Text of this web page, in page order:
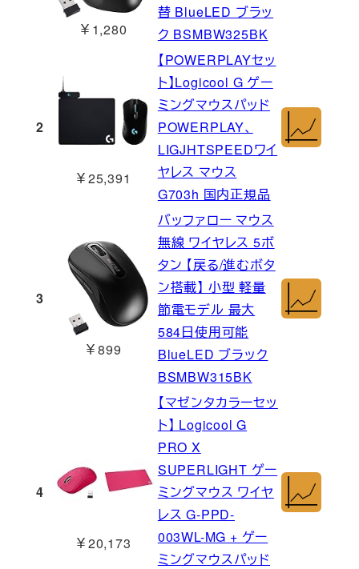
￥1,280
替 BlueLED ブラッ
ク BSMBW325BK
2
￥25,391
【POWERPLAYセッ
ト】Logicool G ゲー
ミングマウスパッド
POWERPLAY、
LIGJHTSPEEDワイ
ヤレス マウス
G703h 国内正規品
3
￥899
バッファロー マウス
無線 ワイヤレス 5ボ
タン 【戻る/進むボタ
ン搭載】 小型 軽量
節電モデル 最大
584日使用可能
BlueLED ブラック
BSMBW315BK
4
￥20,173
【マゼンタカラーセッ
ト】 Logicool G
PRO X
SUPERLIGHT ゲー
ミングマウス ワイヤ
レス G-PPD-
003WL-MG + ゲー
ミングマウスパッド